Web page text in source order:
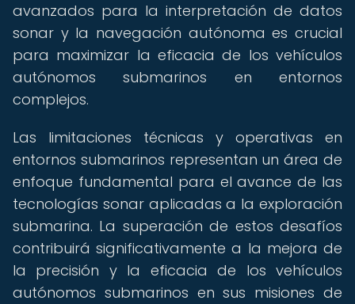
avanzados para la interpretación de datos
sonar y la navegación autónoma es crucial
para maximizar la eficacia de los vehículos
autónomos submarinos en entornos
complejos.
Las limitaciones técnicas y operativas en
entornos submarinos representan un área de
enfoque fundamental para el avance de las
tecnologías sonar aplicadas a la exploración
submarina. La superación de estos desafíos
contribuirá significativamente a la mejora de
la precisión y la eficacia de los vehículos
autónomos submarinos en sus misiones de